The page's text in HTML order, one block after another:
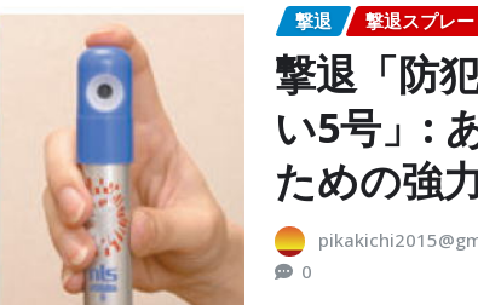
撃退 撃退スプレー
撃退「防
い5号」:
ための強
0